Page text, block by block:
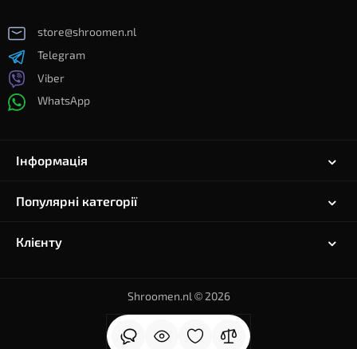
store@shroomen.nl
Telegram
Viber
WhatsApp
Інформація
Популярні категорії
Клієнту
Shroomen.nl © 2026